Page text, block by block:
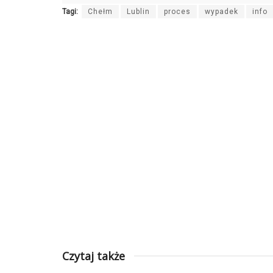
Tagi: Chełm Lublin proces wypadek info
Czytaj także